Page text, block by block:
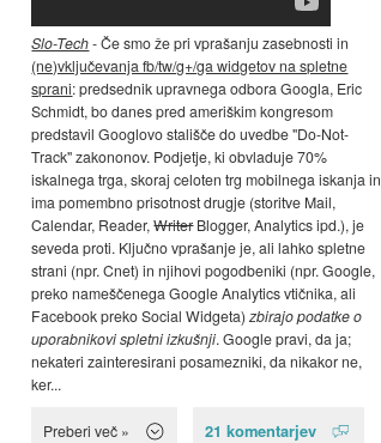
Slo-Tech- Če smo že pri vprašanju zasebnosti in
(ne)vključevanja fb/tw/g+/ga widgetov na spletne
sprani: predsednik upravnega odbora Googla, Eric
Schmidt, bo danes pred ameriškim kongresom
predstavil Googlovo stališče do uvedbe "Do-Not-
Track" zakononov. Podjetje, ki obvladuje 70%
iskalnega trga, skoraj celoten trg mobilnega iskanja in
ima pomembno prisotnost drugje (storitve Mail,
Calendar, Reader,WriterBlogger, Analytics ipd.), je
seveda proti. Ključno vprašanje je, ali lahko spletne
strani (npr. Cnet) in njihovi pogodbeniki (npr. Google,
preko nameščenega Google Analytics vtičnika, ali
Facebook preko Social Widgeta)zbirajo podatke o
uporabnikovi spletni izkušnji. Google pravi, da ja;
nekateri zainteresirani posamezniki, da nikakor ne,
ker...
Preberi več » 21 komentarjev